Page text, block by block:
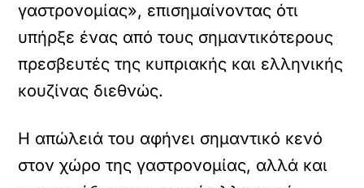
γαστρονομίας», επισημαίνοντας ότι
υπήρξε ένας από τους σημαντικότερους
πρεσβευτές της κυπριακής και ελληνικής
κουζίνας διεθνώς.
Η απώλειά του αφήνει σημαντικό κενό
στον χώρο της γαστρονομίας, αλλά και